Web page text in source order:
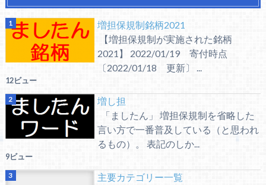
増担保規制銘柄2021
【増担保規制が実施された銘柄
2021】 2022/01/19 寄付時点
〔2022/01/18 更新〕 ...
12ビュー
増し担
「ましたん」 増担保規制を省略した
言い方で一番普及している（と思われ
るもの）。 表記のしか...
9ビュー
主要カテゴリー一覧